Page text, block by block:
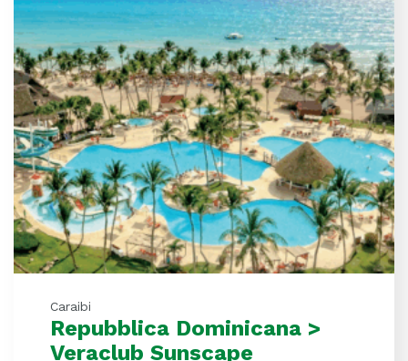
Caraibi
Repubblica Dominicana >
Veraclub Sunscape